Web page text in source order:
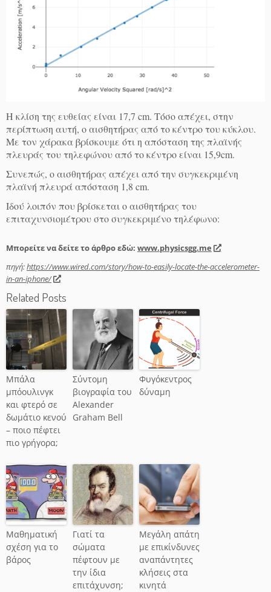
Η κλίση της ευθείας είναι 17,7 cm. Τόσο απέχει, στην
περίπτωση αυτή, ο αισθητήρας από το κέντρο του κύκλου.
Με τον χάρακα βρίσκουμε ότι η απόσταση της πλαϊνής
πλευράς του τηλεφώνου από το κέντρο είναι 15,9cm.
Συνεπώς, ο αισθητήρας απέχει από την συγκεκριμένη
πλαϊνή πλευρά απόσταση 1,8 cm.
Iδού λοιπόν που βρίσκεται ο αισθητήρας του
επιταχυνσιομέτρου στο συγκεκριμένο τηλέφωνο:
Μπορείτε να δείτε το άρθρο εδώ: www.physicsgg.me
πηγή:https://www.wired.com/story/how-to-easily-locate-the-accelerometer-
in-an-iphone/
Related Posts
Μπάλα
μπόουλινγκ
και φτερό σε
δωμάτιο κενού
– ποιο πέφτει
πιο γρήγορα;
Σύντομη
βιογραφία του
Alexander
Graham Bell
Φυγόκεντρος
δύναμη
Μαθηματική
σχέση για το
βάρος
Γιατί τα
σώματα
πέφτουν με
την ίδια
επιτάχυνση;
Μεγάλη απάτη
με επικίνδυνες
αναπάντητες
κλήσεις στα
κινητά